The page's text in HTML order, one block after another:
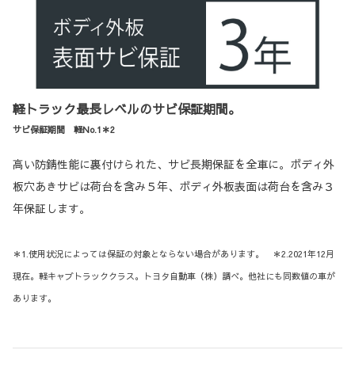
軽トラック最長レベルのサビ保証期間。
サビ保証期間 軽No.1＊2
高い防錆性能に裏付けられた、サビ長期保証を全車に。ボディ外
板穴あきサビは荷台を含み５年、ボディ外板表面は荷台を含み３
年保証します。
＊1.使用状況によっては保証の対象とならない場合があります。 ＊2.2021年12月
現在。軽キャブトラッククラス。トヨタ自動車（株）調べ。他社にも同数値の車が
あります。